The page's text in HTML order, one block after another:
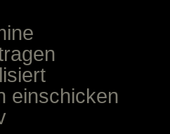
einschicken